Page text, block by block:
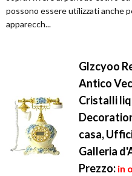
possono essere utilizzati anche
apparecch...
Glzcyoo
Antico
Cristalli
casa,
Galleria
Prezzo: in